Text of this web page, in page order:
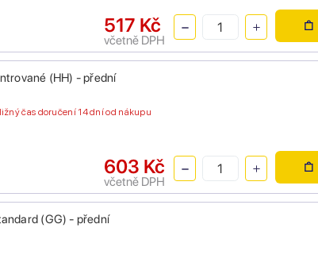
517 Kč
včetně DPH
(HH) - přední
čas doručení 14 dní od nákupu
603 Kč
včetně DPH
(GG) - přední